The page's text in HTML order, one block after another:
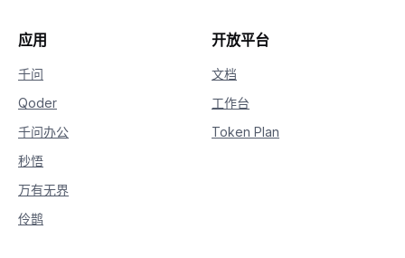
应用
千问
Qoder
千问办公
秒悟
万有无界
伶鹊
开放平台
文档
工作台
Token Plan